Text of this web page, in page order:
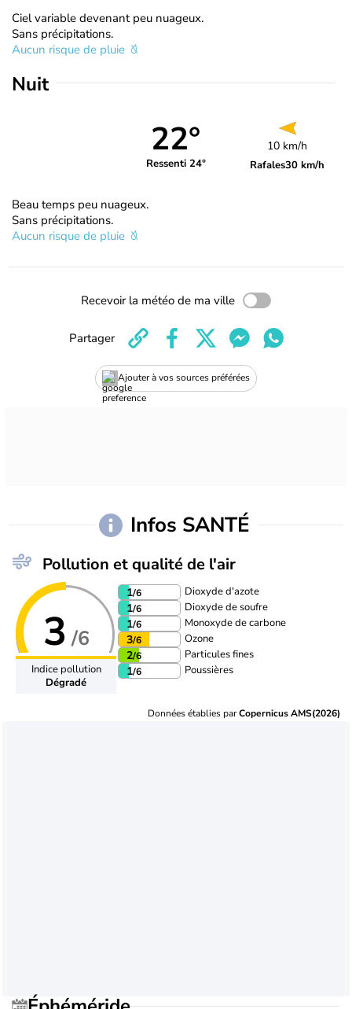
Ciel variable devenant peu nuageux.
Sans précipitations.
Aucun risque de pluie
Nuit
22°
Ressenti 24°
10 km/h
Rafales30 km/h
Beau temps peu nuageux.
Sans précipitations.
Aucun risque de pluie
Recevoir la météo de ma ville
Ajouter à vos sources préférées
Partager
Infos SANTÉ
Pollution et qualité de l'air
3 /6
Indice pollution
Dégradé
1/6 Dioxyde d'azote
1/6 Dioxyde de soufre
1/6 Monoxyde de carbone
3/6 Ozone
2/6 Particules fines
1/6 Poussières
Données établies parCopernicus AMS(2026)